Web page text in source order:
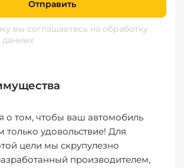
Отправить
вы соглашаетесь на обработку
данных
о том, чтобы ваш автомобиль
только удовольствие! Для
цели мы скрупулезно
производителем,